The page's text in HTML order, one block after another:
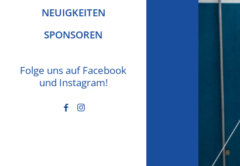
NEUIGKEITEN
SPONSOREN
Folge uns auf Facebook
und Instagram!